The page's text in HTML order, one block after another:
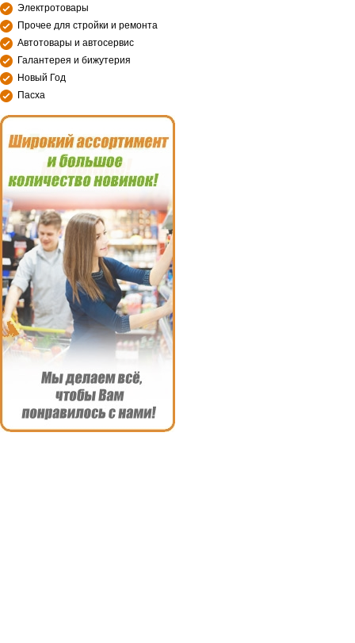
Электротовары
Прочее для стройки и ремонта
Автотовары и автосервис
Галантерея и бижутерия
Новый Год
Пасха